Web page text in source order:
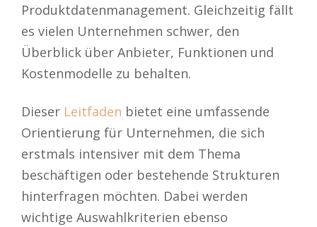
Produktdatenmanagement. Gleichzeitig fällt
es vielen Unternehmen schwer, den
Überblick über Anbieter, Funktionen und
Kostenmodelle zu behalten.
Dieser Leitfaden bietet eine umfassende
Orientierung für Unternehmen, die sich
erstmals intensiver mit dem Thema
beschäftigen oder bestehende Strukturen
hinterfragen möchten. Dabei werden
wichtige Auswahlkriterien ebenso